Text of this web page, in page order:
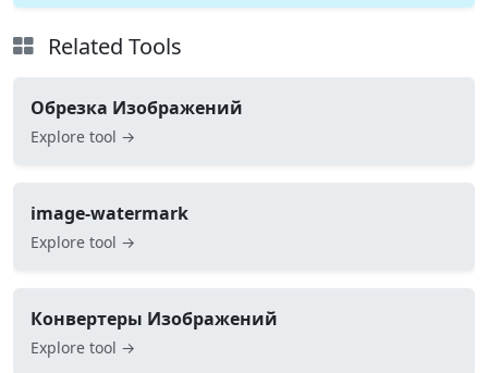
Related Tools
Обрезка Изображений
Explore tool →
image-watermark
Explore tool →
Конвертеры Изображений
Explore tool →